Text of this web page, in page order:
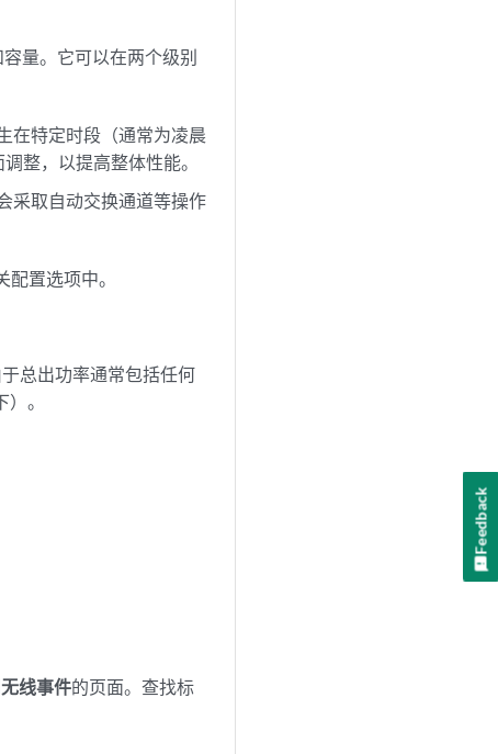
量。它可以在两个级别
在特定时段（通常为凌晨
整，以提高整体性能。
采取自动交换通道等操作
置选项中。
总出功率通常包括任何
。
无线事件的页面。查找标
Feedback